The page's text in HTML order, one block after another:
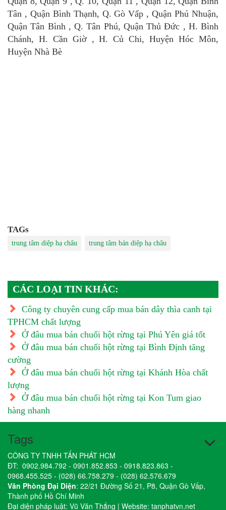
Tân , Quận Bình Thạnh, Q. Gò Vấp , Quận Phú Nhuận,
Quận Tân Bình , Q. Tân Phú, Quận Thủ Đức , H. Bình
Chánh, H. Cần Giờ , H. Củ Chi, Huyện Hóc Môn,
Huyện Nhà Bè
TAGs
trung tâm diệp hạ châu trung tâm bán diệp hạ châu
CÁC LOẠI TIN KHÁC:
Công ty chuyên cung cấp mua bán dây thìa canh tại
TPHCM chất lượng
Ở đâu mua bán chuối hột rừng tại Phú Yên giá tốt
Ở đâu mua bán chuối hột rừng tại Bình Định tăng
cường
Ở đâu mua bán chuối hột rừng tại Khánh Hòa chất
lượng
Ở đâu mua bán chuối hột rừng tại Kon Tum giao
hàng nhanh
Tags
CÔNG TY TNHH TẤN PHÁT HCM
ĐT: 0902.984.792 - 0901.852.853 - 0918.823.863 -
0968.455.525 - (028) 66.758.279 - (028) 62.576.679
Văn Phòng Đại Diện: 22/21 Đường Số 21, P8, Quận Gò Vấp,
Thành phố Hồ Chí Minh
Đại diện pháp luật: Vũ Văn Thắng | Website: tanphatvn.net